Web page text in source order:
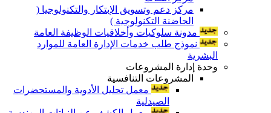
مركز دعم وتسويق الإبتكار والتكنولوجيا (
الحاضنة التكنولوجية )
مدونة سلوكيات وأخلاقيات الوظيفة العامة
نموذج طلب خدمات الإدارة العامة للموارد
البشرية
وحدة إدارة المشروعات
المشروعات التنافسية
معمل تحليل الأدوية والمستحضرات
الصيدلية